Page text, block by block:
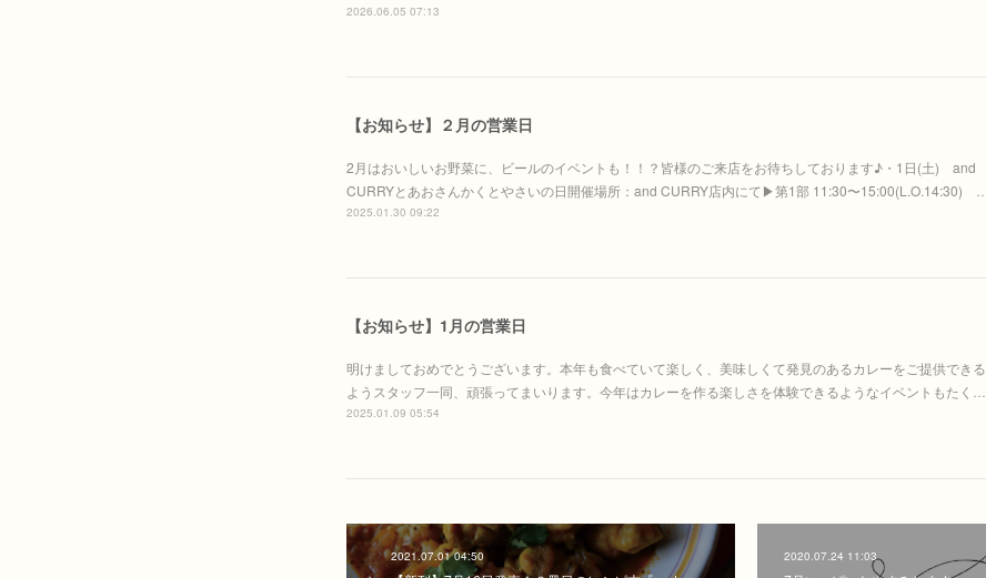
2026.06.05 07:13
【お知らせ】２月の営業日
2月はおいしいお野菜に、ビールのイベントも！！？皆様のご来店をお待ちしております♪・1日(土) and
CURRYとあおさんかくとやさいの日開催場所：and CURRY店内にて▶︎第1部 11:30〜15:00(L.O.14:30) …
2025.01.30 09:22
【お知らせ】1月の営業日
明けましておめでとうございます。本年も食べていて楽しく、美味しくて発見のあるカレーをご提供できる
ようスタッフ一同、頑張ってまいります。今年はカレーを作る楽しさを体験できるようなイベントもたく…
2025.01.09 05:54
2021.07.01 04:50 2020.07.24 11:03